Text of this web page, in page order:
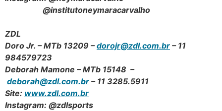
@institutoneymaracarvalho
ZDL
Doro Jr. – MTb 13209 –dorojr@zdl.com.br – 11
984579723
Deborah Mamone – MTb 15148 –
deborah@zdl.com.br – 11 3285.5911
Site: www.zdl.com.br
Instagram: @zdlsports